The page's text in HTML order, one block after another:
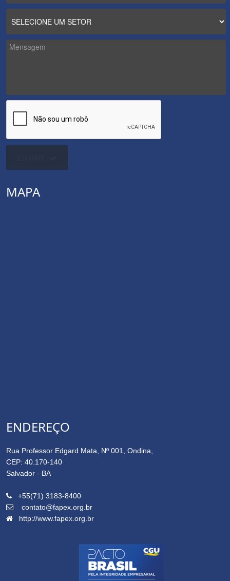
MAPA
ENDEREÇO
Rua Professor Edgard Mata, Nº 001, Ondina,
CEP: 40.170-140
Salvador - BA
+55(71) 3183-8400
contato@fapex.org.br
http://www.fapex.org.br